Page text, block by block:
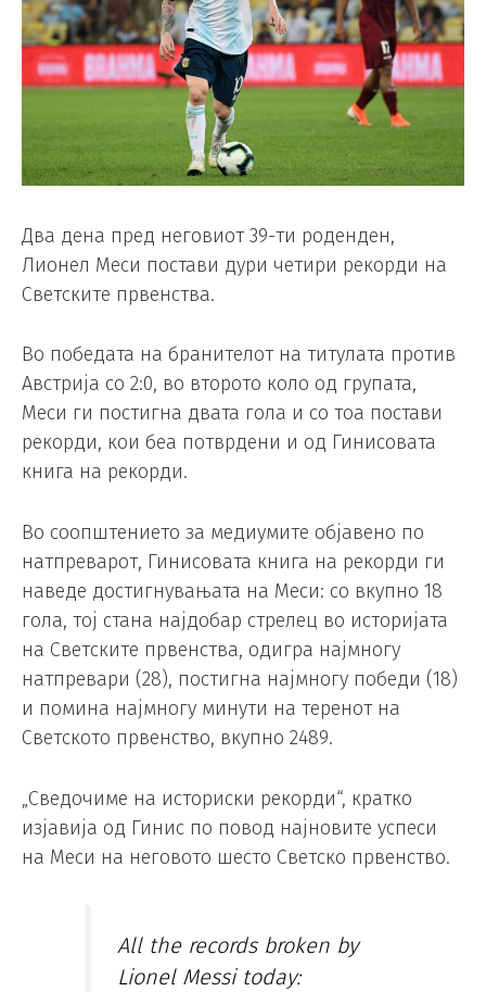
Два дена пред неговиот 39-ти роденден,
Лионел Меси постави дури четири рекорди на
Светските првенства.
Во победата на бранителот на титулата против
Австрија со 2:0, во второто коло од групата,
Меси ги постигна двата гола и со тоа постави
рекорди, кои беа потврдени и од Гинисовата
книга на рекорди.
Во соопштението за медиумите објавено по
натпреварот, Гинисовата книга на рекорди ги
наведе достигнувањата на Меси: со вкупно 18
гола, тој стана најдобар стрелец во историјата
на Светските првенства, одигра најмногу
натпревари (28), постигна најмногу победи (18)
и помина најмногу минути на теренот на
Светското првенство, вкупно 2489.
„Сведочиме на историски рекорди“, кратко
изјавија од Гинис по повод најновите успеси
на Меси на неговото шесто Светско првенство.
All the records broken by
Lionel Messi today: